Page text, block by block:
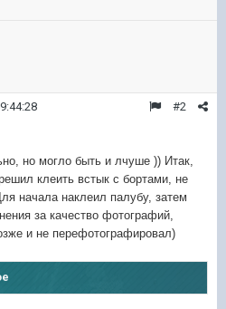
#2
но могло быть и лчуше )) Итак,
клеить встык с бортами, не
начала наклеил палубу, затем
за качество фотографий,
и не перефотографировал)